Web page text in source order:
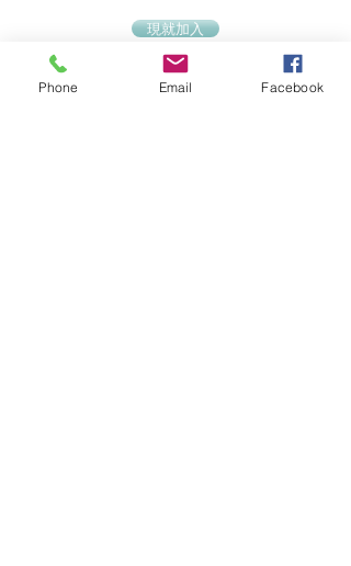
現就加入
Phone Email Facebook